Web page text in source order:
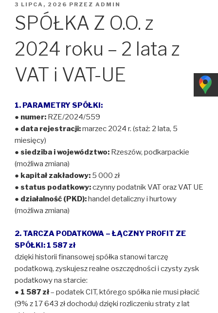
Przejdź
treści
OPUBLIKOWANE
3 LIPCA, 2026 PRZEZ ADMIN
SPÓŁKA Z O.O. z
2024 roku – 2 lata z
VAT i VAT-UE
1. PARAMETRY SPÓŁKI:
● numer: RZE/2024/559
● data rejestracji:marzec 2024 r. (staż: 2 lata, 5
miesięcy)
● siedziba i województwo: Rzeszów, podkarpackie
(możliwa zmiana)
● kapitał zakładowy: 5 000 zł
● status podatkowy:czynny podatnik VAT oraz VAT UE
● działalność (PKD):handel detaliczny i hurtowy
(możliwa zmiana)
2. TARCZA PODATKOWA – ŁĄCZNY PROFIT ZE
SPÓŁKI: 1 587 zł
dzięki historii finansowej spółka stanowi tarczę
podatkową, zyskujesz realne oszczędności i czysty zysk
podatkowy na starcie:
● 1 587 zł– podatek CIT, którego spółka nie musi płacić
(9% z 17 643 zł dochodu) dzięki rozliczeniu straty z lat